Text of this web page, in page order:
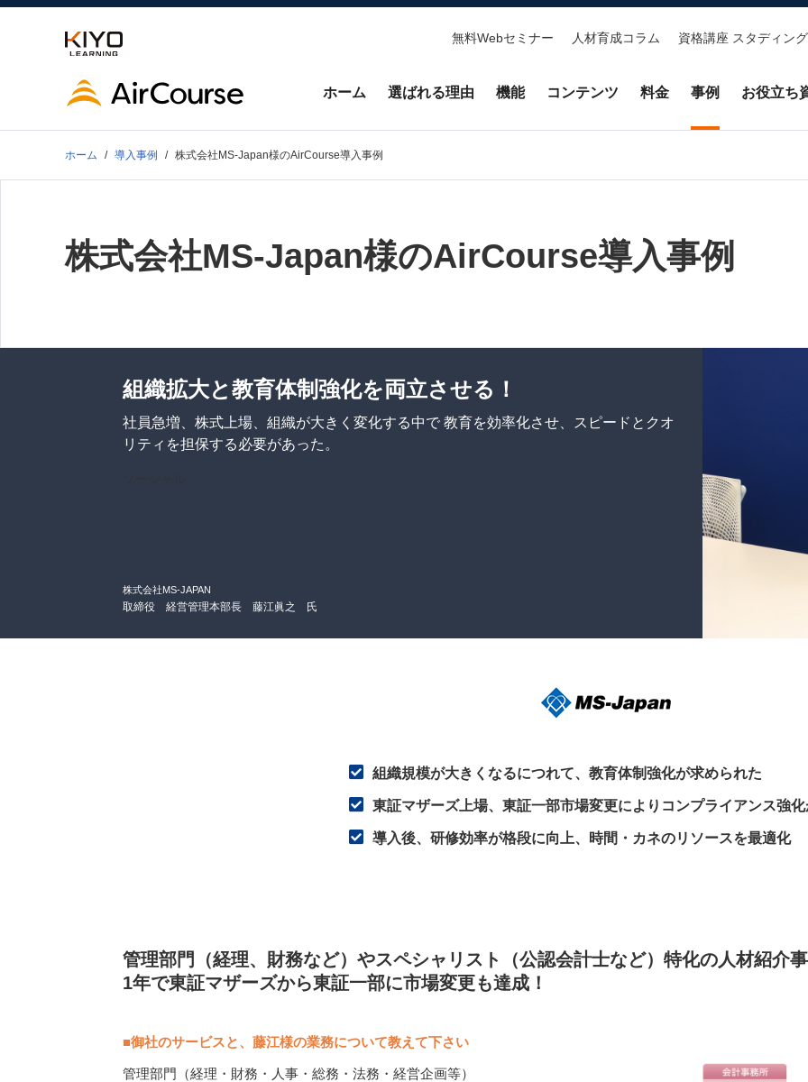
無料Webセミナー 人材育成コラム 資格講座 スタディング
ホーム 選ばれる理由 機能 コンテンツ 料金 事例 お役立ち
ホーム 導入事例 株式会社MS-Japan様のAirCourse導入事例
株式会社MS-Japan様のAirCourse導入事例
組織拡大と教育体制強化を両立させる！
社員急増、株式上場、組織が大きく変化する中で 教育を効率化させ、スピードとクオ
リティを担保する必要があった。
株式会社MS-JAPAN
取締役 経営管理本部長 藤江眞之 氏
組織規模が大きくなるにつれて、教育体制強化が求められた
東証マザーズ上場、東証一部市場変更によりコンプライアンス強
導入後、研修効率が格段に向上、時間・カネのリソースを最適化
管理部門（経理、財務など）やスペシャリスト（公認会計士など）特化の人材紹介
1年で東証マザーズから東証一部に市場変更も達成！
■御社のサービスと、藤江様の業務について教えて下さい
管理部門（経理・財務・人事・総務・法務・経営企画等）